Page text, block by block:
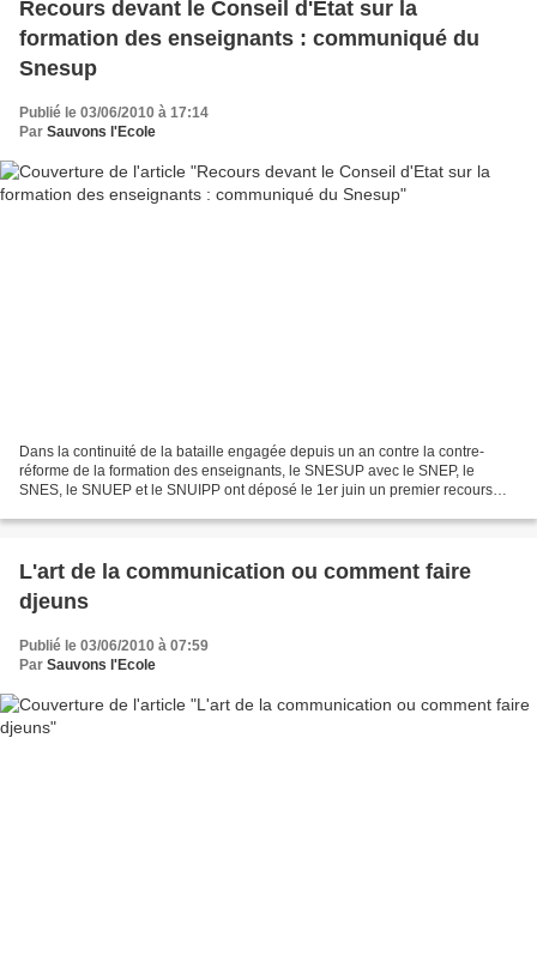
Recours devant le Conseil d'Etat sur la
formation des enseignants : communiqué du
Snesup
Publié le 03/06/2010 à 17:14
Par Sauvons l'Ecole
Dans la continuité de la bataille engagée depuis un an contre la contre-
réforme de la formation des enseignants, le SNESUP avec le SNEP, le
SNES, le SNUEP et le SNUIPP ont déposé le 1er juin un premier recours
L'art de la communication ou comment faire
djeuns
Publié le 03/06/2010 à 07:59
Par Sauvons l'Ecole